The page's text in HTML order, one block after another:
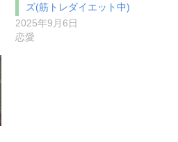
ズ(筋トレダイエット中)
2025年9月6日
恋愛